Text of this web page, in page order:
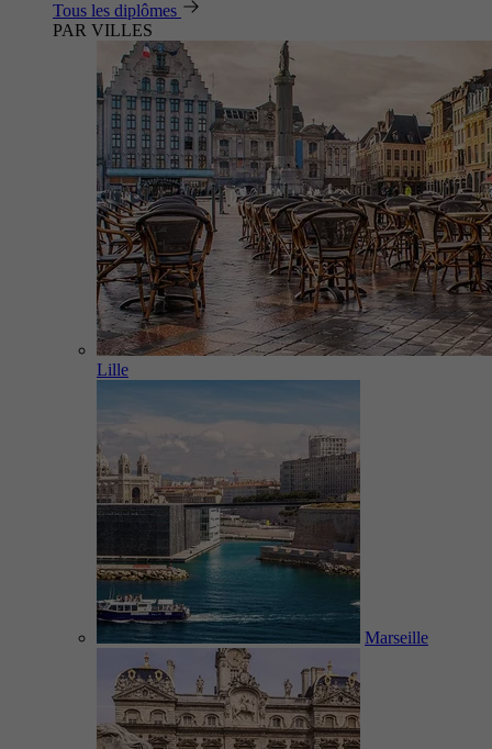
Tous les diplômes
PAR VILLES
Lille
Marseille